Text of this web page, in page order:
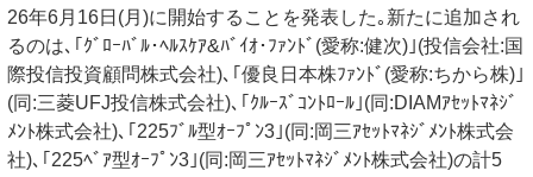
26年6月16日(月)に開始することを発表した｡新たに追加され
るのは､｢ｸﾞﾛｰﾊﾞﾙ･ﾍﾙｽｹｱ&ﾊﾞｲｵ･ﾌｧﾝﾄﾞ(愛称:健次)｣(投信会社:国
際投信投資顧問株式会社)､｢優良日本株ﾌｧﾝﾄﾞ(愛称:ちから株)｣
(同:三菱UFJ投信株式会社)､｢ｸﾙｰｽﾞｺﾝﾄﾛｰﾙ｣(同:DIAMｱｾｯﾄﾏﾈｼﾞ
ﾒﾝﾄ株式会社)､｢225ﾌﾞﾙ型ｵｰﾌﾟﾝ3｣(同:岡三ｱｾｯﾄﾏﾈｼﾞﾒﾝﾄ株式会
社)､｢225ﾍﾞｱ型ｵｰﾌﾟﾝ3｣(同:岡三ｱｾｯﾄﾏﾈｼﾞﾒﾝﾄ株式会社)の計5